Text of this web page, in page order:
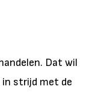
Dat wil
strijd met de